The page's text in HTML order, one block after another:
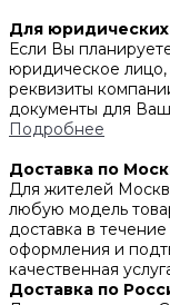
Для
Если Вы
юридическое лицо,
реквизиты
документы для
Подробнее
Доставка по
Для жителей
любую модель
доставка в
оформления и
качественная
Доставка по